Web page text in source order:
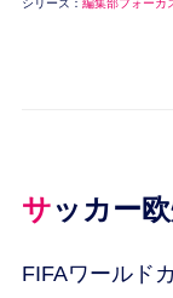
高校サッ
シリーズ： 編集部フォーカ
サッカ
FIFAワールド